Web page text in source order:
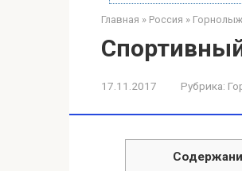
Главная » Россия »
17.11.2017 Рубрика: